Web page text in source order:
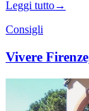
Leggi tutto→
Consigli
Vivere